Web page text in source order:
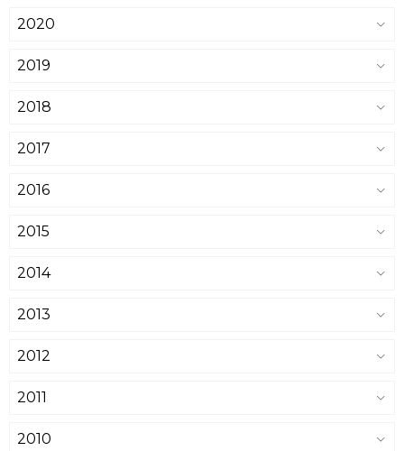
2020
2019
2018
2017
2016
2015
2014
2013
2012
2011
2010